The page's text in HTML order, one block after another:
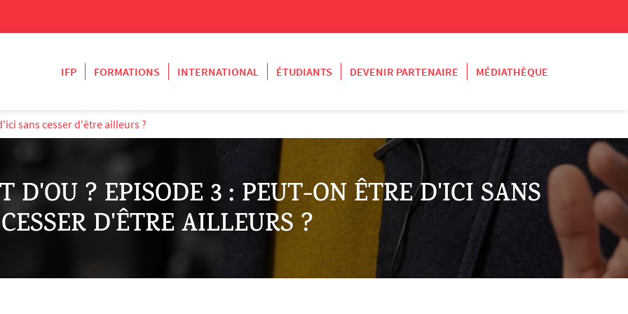
IFP
FORMATIONS INTERNATIONAL ÉTUDIANTS DEVENIR PARTENAIRE MÉDIATHÈQUE
sans cesser d'être ailleurs ?
D'OU ? EPISODE 3 : PEUT-ON ÊTRE D'ICI SANS
CESSER D'ÊTRE AILLEURS ?